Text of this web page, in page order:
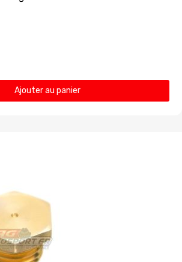
Ajouter au panier